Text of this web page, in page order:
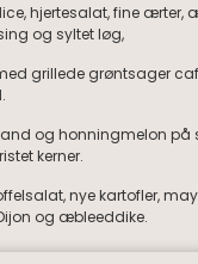
hjertesalat, fine ærter,
og syltet løg,
grillede grøntsager
og honningmelon på
kerner.
nye kartofler,
og æbleeddike.